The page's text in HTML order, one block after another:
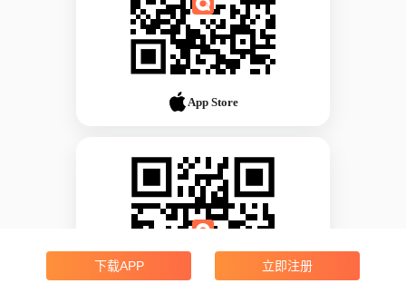
App Store
下载APP 立即注册